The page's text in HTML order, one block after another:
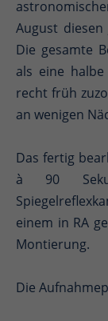
August
Die gesamte
als eine
recht früh
an wenigen
Das fertig
à 90
einem in RA
Montierung.
Die